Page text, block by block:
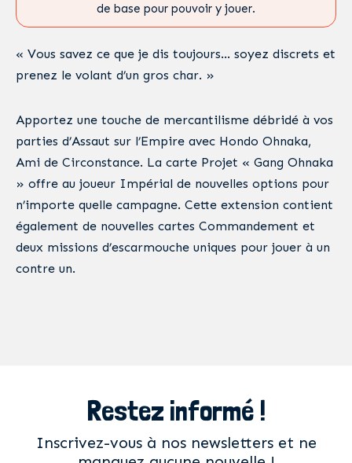
de base pour pouvoir y jouer.
« Vous savez ce que je dis toujours… soyez discrets et
prenez le volant d’un gros char. »
Apportez une touche de mercantilisme débridé à vos
parties d’Assaut sur l’Empire avec Hondo Ohnaka,
Ami de Circonstance. La carte Projet « Gang Ohnaka
» offre au joueur Impérial de nouvelles options pour
n’importe quelle campagne. Cette extension contient
également de nouvelles cartes Commandement et
deux missions d’escarmouche uniques pour jouer à un
contre un.
Restez informé !
Inscrivez-vous à nos newsletters et ne